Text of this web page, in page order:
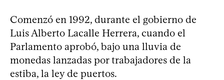
Comenzó en 1992, durante el gobierno de
Luis Alberto Lacalle Herrera, cuando el
Parlamento aprobó, bajo una lluvia de
monedas lanzadas por trabajadores de la
estiba, la ley de puertos.